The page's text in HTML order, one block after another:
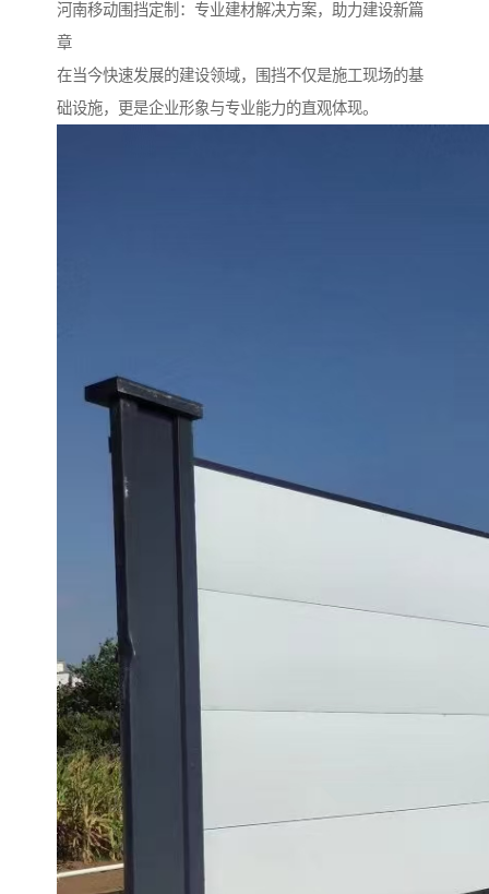
河南移动围挡定制：专业建材解决方案，助力建设新篇
章
在当今快速发展的建设领域，围挡不仅是施工现场的基
础设施，更是企业形象与专业能力的直观体现。